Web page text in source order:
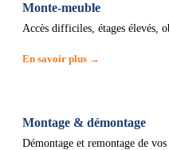
Monte-meuble
Accès difficiles, étages élevés,
En savoir plus →
Montage & démontage
Démontage et remontage de vos